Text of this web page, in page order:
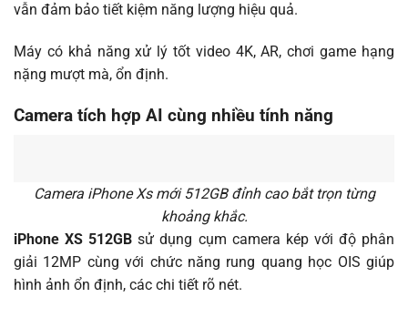
vẫn đảm bảo tiết kiệm năng lượng hiệu quả.
Máy có khả năng xử lý tốt video 4K, AR, chơi game hạng
nặng mượt mà, ổn định.
Camera tích hợp AI cùng nhiều tính năng
Camera iPhone Xs mới 512GB đỉnh cao bắt trọn từng
khoảng khắc.
iPhone XS 512GB sử dụng cụm camera kép với độ phân
giải 12MP cùng với chức năng rung quang học OIS giúp
hình ảnh ổn định, các chi tiết rõ nét.